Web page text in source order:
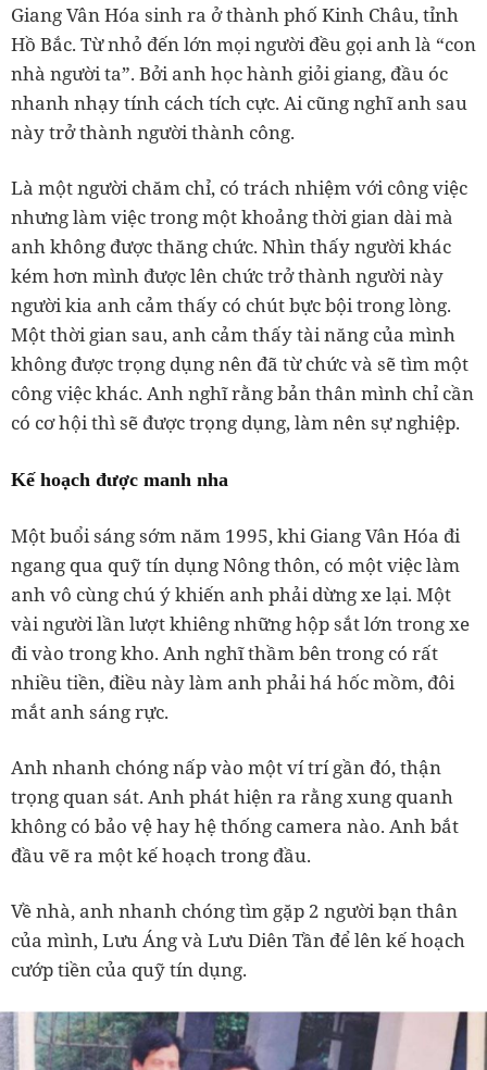
Giang Vân Hóa sinh ra ở thành phố Kinh Châu, tỉnh
Hồ Bắc. Từ nhỏ đến lớn mọi người đều gọi anh là “con
nhà người ta”. Bởi anh học hành giỏi giang, đầu óc
nhanh nhạy tính cách tích cực. Ai cũng nghĩ anh sau
này trở thành người thành công.
Là một người chăm chỉ, có trách nhiệm với công việc
nhưng làm việc trong một khoảng thời gian dài mà
anh không được thăng chức. Nhìn thấy người khác
kém hơn mình được lên chức trở thành người này
người kia anh cảm thấy có chút bực bội trong lòng.
Một thời gian sau, anh cảm thấy tài năng của mình
không được trọng dụng nên đã từ chức và sẽ tìm một
công việc khác. Anh nghĩ rằng bản thân mình chỉ cần
có cơ hội thì sẽ được trọng dụng, làm nên sự nghiệp.
Kế hoạch được manh nha
Một buổi sáng sớm năm 1995, khi Giang Vân Hóa đi
ngang qua quỹ tín dụng Nông thôn, có một việc làm
anh vô cùng chú ý khiến anh phải dừng xe lại. Một
vài người lần lượt khiêng những hộp sắt lớn trong xe
đi vào trong kho. Anh nghĩ thầm bên trong có rất
nhiều tiền, điều này làm anh phải há hốc mồm, đôi
mắt anh sáng rực.
Anh nhanh chóng nấp vào một ví trí gần đó, thận
trọng quan sát. Anh phát hiện ra rằng xung quanh
không có bảo vệ hay hệ thống camera nào. Anh bắt
đầu vẽ ra một kế hoạch trong đầu.
Về nhà, anh nhanh chóng tìm gặp 2 người bạn thân
của mình, Lưu Áng và Lưu Diên Tần để lên kế hoạch
cướp tiền của quỹ tín dụng.